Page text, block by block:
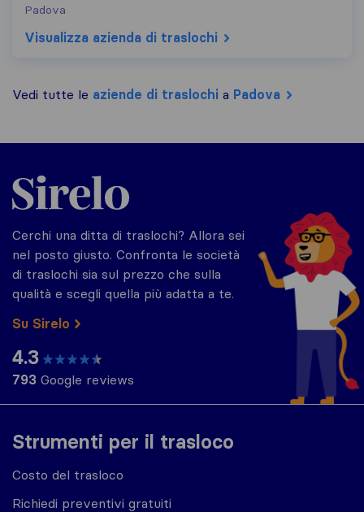
Padova
Visualizza azienda di traslochi
Vedi tutte le aziende di traslochi a Padova
Strumenti per il trasloco
Costo del trasloco
Richiedi preventivi gratuiti
Sirelo.it
Cerchi una ditta di traslochi? Allora sei
nel posto giusto. Confronta le società
di traslochi sia sul prezzo che sulla
qualità e scegli quella più adatta a te.
Su Sirelo
4.3
793 Google reviews